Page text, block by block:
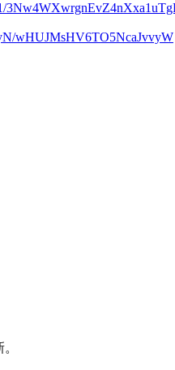
wHUJMsHV6TO5NcaJvvyW